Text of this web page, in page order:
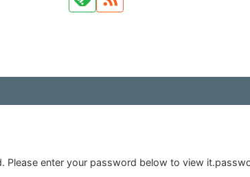
Please enter your password below to view